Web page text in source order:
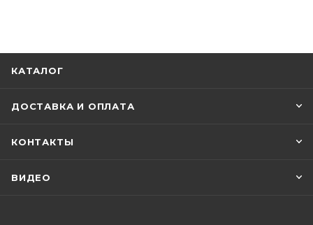
КАТАЛОГ
ДОСТАВКА И ОПЛАТА
КОНТАКТЫ
ВИДЕО